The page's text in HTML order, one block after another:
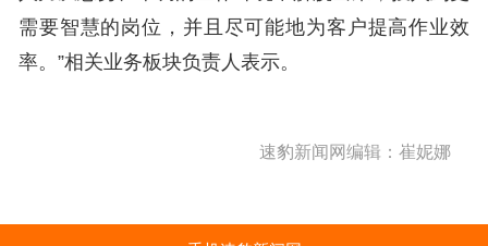
需要智慧的岗位，并且尽可能地为客户提高作业效
率。”相关业务板块负责人表示。
速豹新闻网编辑：崔妮娜